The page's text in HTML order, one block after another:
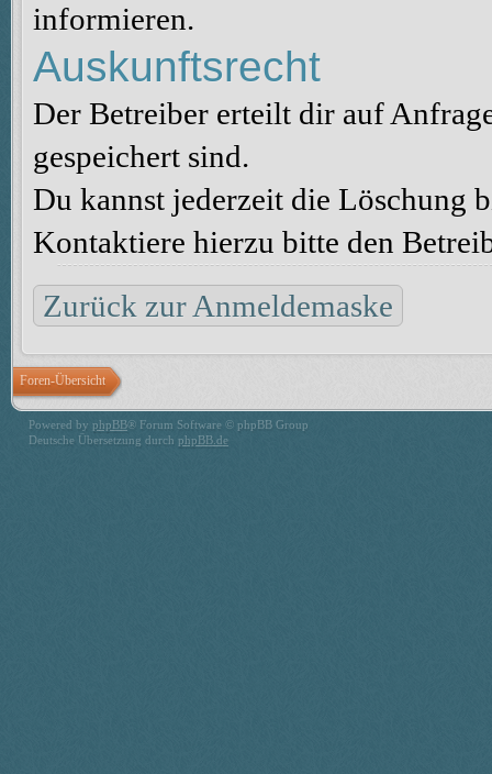
informieren.
Auskunftsrecht
Der Betreiber erteilt dir auf
gespeichert sind.
Du kannst jederzeit die Löschung
Kontaktiere hierzu bitte den
Zurück zur Anmeldemaske
Foren-Übersicht
Powered by phpBB® Forum Software © phpBB Group
Deutsche Übersetzung durch phpBB.de